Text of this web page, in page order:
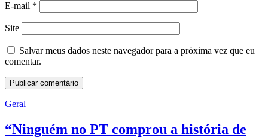
E-mail *
Site
Salvar meus dados neste navegador para a próxima vez que eu
comentar.
Geral
“Ninguém no PT comprou a história de